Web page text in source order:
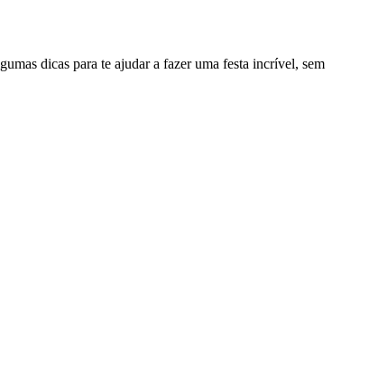
dicas para te ajudar a fazer uma festa incrível, sem